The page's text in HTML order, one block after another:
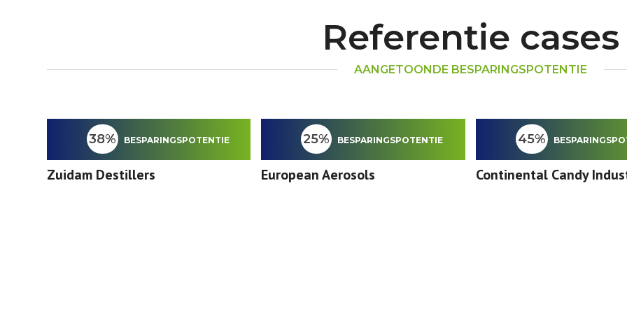
Referentie cases
AANGETOONDE BESPARINGSPOTENTIE
Zuidam Destillers
38% BESPARINGSPOTENTIE
European Aerosols
25% BESPARINGSPOTENTIE
Continental Candy
45%